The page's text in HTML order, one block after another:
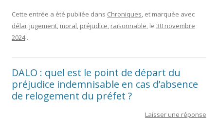
Cette entrée a été publiée dans Chroniques, et marquée avec
délai, jugement, moral, préjudice, raisonnable, le 30 novembre
2024 .
DALO : quel est le point de départ du
préjudice indemnisable en cas d’absence
de relogement du préfet ?
Laisser une réponse